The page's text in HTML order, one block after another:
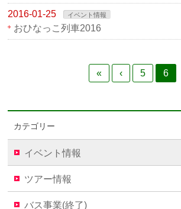
2016-01-25 イベント情報
おひなっこ列車2016
« ‹ 5 6
カテゴリー
イベント情報
ツアー情報
バス事業(終了)